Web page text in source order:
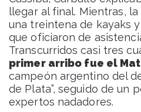
llegar al final. Mientras,
una treintena de kayaks
que oficiaron de
Transcurridos casi tres
primer arribo fue el
campeón argentino del
de Plata”, seguido de un
expertos nadadores.